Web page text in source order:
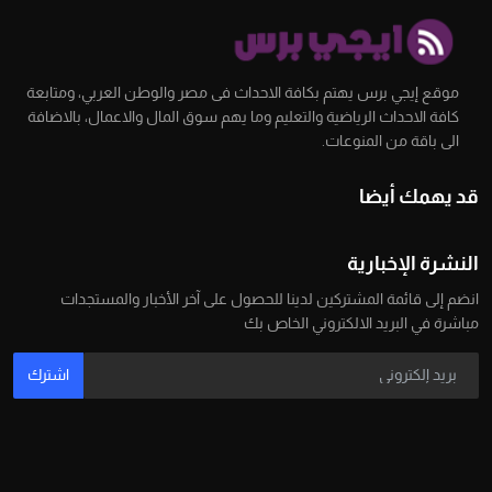
موقع إيجي برس يهتم بكافة الاحداث فى مصر والوطن العربي، ومتابعة
كافة الاحداث الرياضية والتعليم وما يهم سوق المال والاعمال، بالاضافة
الى باقة من المنوعات.
قد يهمك أيضا
النشرة الإخبارية
انضم إلى قائمة المشتركين لدينا للحصول على آخر الأخبار والمستجدات
مباشرة في البريد الالكتروني الخاص بك
اشترك